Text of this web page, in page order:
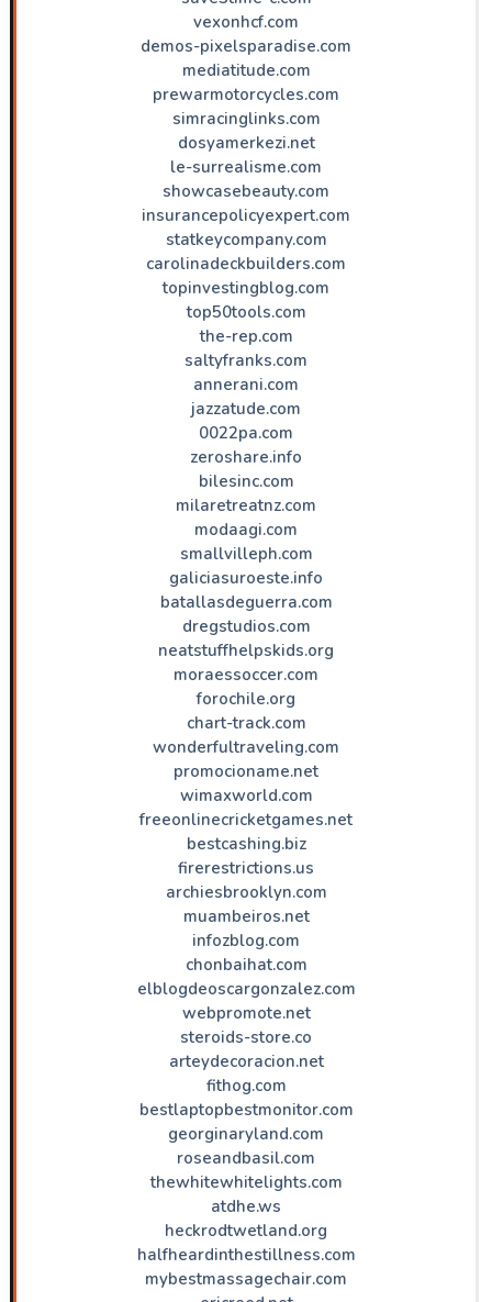
vexonhcf.com
demos-pixelsparadise.com
mediatitude.com
prewarmotorcycles.com
simracinglinks.com
dosyamerkezi.net
le-surrealisme.com
showcasebeauty.com
insurancepolicyexpert.com
statkeycompany.com
carolinadeckbuilders.com
topinvestingblog.com
top50tools.com
the-rep.com
saltyfranks.com
annerani.com
jazzatude.com
0022pa.com
zeroshare.info
bilesinc.com
milaretreatnz.com
modaagi.com
smallvilleph.com
galiciasuroeste.info
batallasdeguerra.com
dregstudios.com
neatstuffhelpskids.org
moraessoccer.com
forochile.org
chart-track.com
wonderfultraveling.com
promocioname.net
wimaxworld.com
freeonlinecricketgames.net
bestcashing.biz
firerestrictions.us
archiesbrooklyn.com
muambeiros.net
infozblog.com
chonbaihat.com
elblogdeoscargonzalez.com
webpromote.net
steroids-store.co
arteydecoracion.net
fithog.com
bestlaptopbestmonitor.com
georginaryland.com
roseandbasil.com
thewhitewhitelights.com
atdhe.ws
heckrodtwetland.org
halfheardinthestillness.com
mybestmassagechair.com